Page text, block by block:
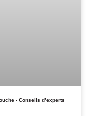
- Conseils d’experts